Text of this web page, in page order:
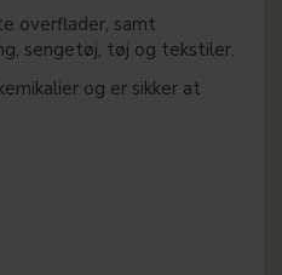
overflader, samt
sengetøj, tøj og tekstiler.
og er sikker at